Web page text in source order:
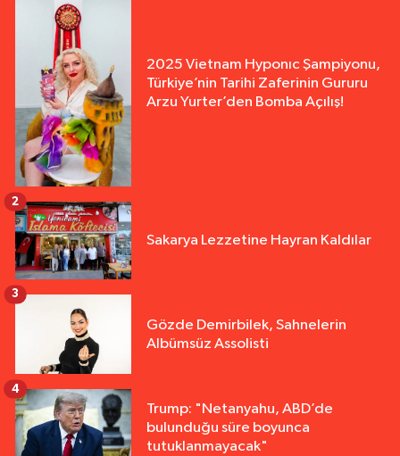
2025 Vietnam Hyponıc Şampiyonu,
Türkiye’nin Tarihi Zaferinin Gururu
Arzu Yurter’den Bomba Açılış!
Sakarya Lezzetine Hayran Kaldılar
2
Gözde Demirbilek, Sahnelerin
Albümsüz Assolisti
3
Trump: "Netanyahu, ABD’de
bulunduğu süre boyunca
tutuklanmayacak"
4